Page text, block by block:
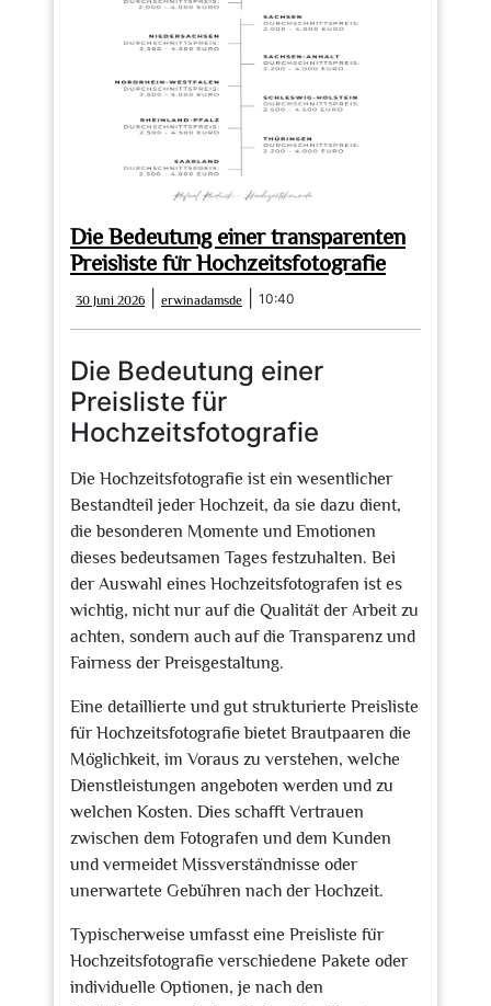
Die Bedeutung einer transparenten
Preisliste für Hochzeitsfotografie
30 Juni 2026
Juni
2026
erwinadamsde erwinadamsde
10:40
Die Bedeutung einer
Preisliste für
Hochzeitsfotografie
Die Hochzeitsfotografie ist ein wesentlicher
Bestandteil jeder Hochzeit, da sie dazu dient,
die besonderen Momente und Emotionen
dieses bedeutsamen Tages festzuhalten. Bei
der Auswahl eines Hochzeitsfotografen ist es
wichtig, nicht nur auf die Qualität der Arbeit zu
achten, sondern auch auf die Transparenz und
Fairness der Preisgestaltung.
Eine detaillierte und gut strukturierte Preisliste
für Hochzeitsfotografie bietet Brautpaaren die
Möglichkeit, im Voraus zu verstehen, welche
Dienstleistungen angeboten werden und zu
welchen Kosten. Dies schafft Vertrauen
zwischen dem Fotografen und dem Kunden
und vermeidet Missverständnisse oder
unerwartete Gebühren nach der Hochzeit.
Typischerweise umfasst eine Preisliste für
Hochzeitsfotografie verschiedene Pakete oder
individuelle Optionen, je nach den